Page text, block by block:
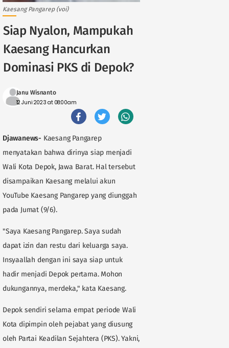
Kaesang Pangarep (voi)
Siap Nyalon, Mampukah
Kaesang Hancurkan
Dominasi PKS di Depok?
Janu Wisnanto
12 Juni 2023 at 08:00am
Djawanews- Kaesang Pangarep
menyatakan bahwa dirinya siap menjadi
Wali Kota Depok, Jawa Barat. Hal tersebut
disampaikan Kaesang melalui akun
YouTube Kaesang Pangarep yang diunggah
pada Jumat (9/6).
"Saya Kaesang Pangarep. Saya sudah
dapat izin dan restu dari keluarga saya.
Insyaallah dengan ini saya siap untuk
hadir menjadi Depok pertama. Mohon
dukungannya, merdeka," kata Kaesang.
Depok sendiri selama empat periode Wali
Kota dipimpin oleh pejabat yang diusung
oleh Partai Keadilan Sejahtera (PKS). Yakni,